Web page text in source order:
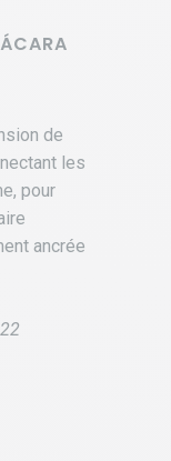
de
les
pour
ancrée